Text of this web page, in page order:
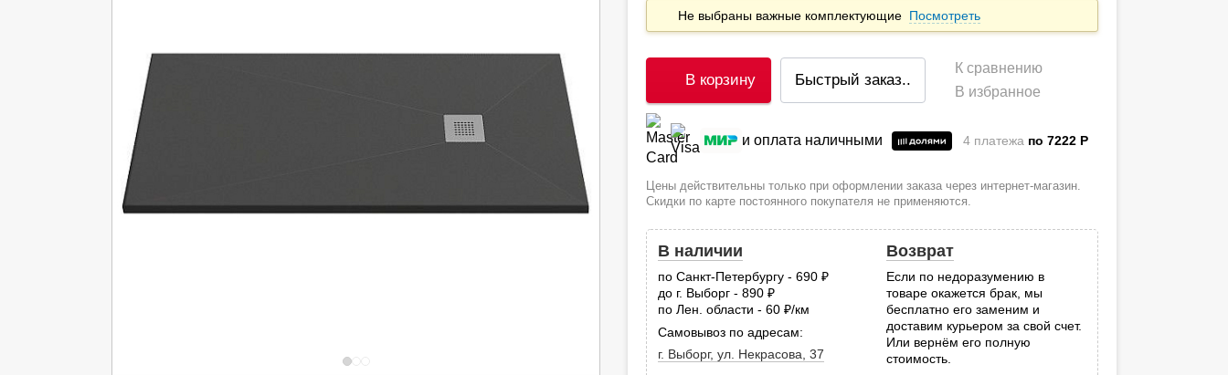
Не выбраны важные комплектующие Посмотреть
В корзину Быстрый заказ..
К сравнению
В избранное
и оплата наличными 4 платежа по 7222 P
Цены действительны только при оформлении заказа через интернет-магазин.
Скидки по карте постоянного покупателя не применяются.
В наличии
по Санкт-Петербургу - 690
до г. Выборг - 890
по Лен. области - 60
руб.
/км
Самовывоз по адресам:
г. Выборг, ул. Некрасова, 37
Возврат
Если по недоразумению в
товаре окажется брак, мы
бесплатно его заменим и
доставим курьером за свой счет.
Или вернём его полную
стоимость.